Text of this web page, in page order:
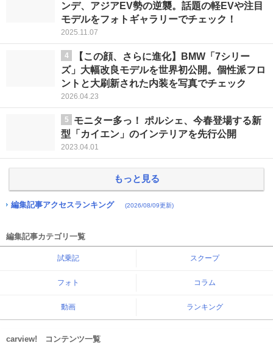
ンデ、アジアEV勢の逆襲。話題の軽EVや注目
モデルをフォトギャラリーでチェック！
2025.11.07
4
【この顔、さらに進化】BMW「7シリー
ズ」大幅改良モデルを世界初公開。個性派フロ
ントと大刷新された内装を写真でチェック
2026.04.23
5
モニター多っ！ ポルシェ、今春登場する新
型「カイエン」のインテリアを先行公開
2023.04.01
もっと見る
編集記事アクセスランキング (2026/08/09更新)
編集記事カテゴリ一覧
試乗記 スクープ
フォト コラム
動画 ランキング
carview! コンテンツ一覧